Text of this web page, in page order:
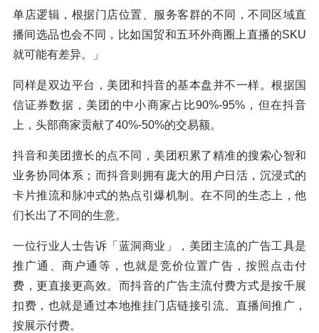
单店逻辑，根据门店位置、服务客群的不同，不同区域直
播间选品也会不同，比如国贸和五环外商圈上直播的SKU
就可能有差异。」
同样是双边平台，美团和抖音的基本盘并不一样。根据国
信证券数据，美团的中小商家占比90%-95%，但在抖音
上，头部商家贡献了40%-50%的交易额。
抖音和美团擅长的点不同，美团积累了精准的搜索心智和
业务协同体系；而抖音则拥有庞大的用户日活，沉浸式的
卡片推流和脉冲式的热点引爆机制。在不同的生态上，他
们长出了不同的生意。
一位行业人士告诉「蓝洞商业」，美团主流的广告工具是
推广通、商户通等，也就是竞价位置广告，按照点击付
费，更直接更高效。而抖音的广告主流付费方式是按千展
扣费，也就是通过本地推挂门店链接引流、直播间推广，
按展示付费。